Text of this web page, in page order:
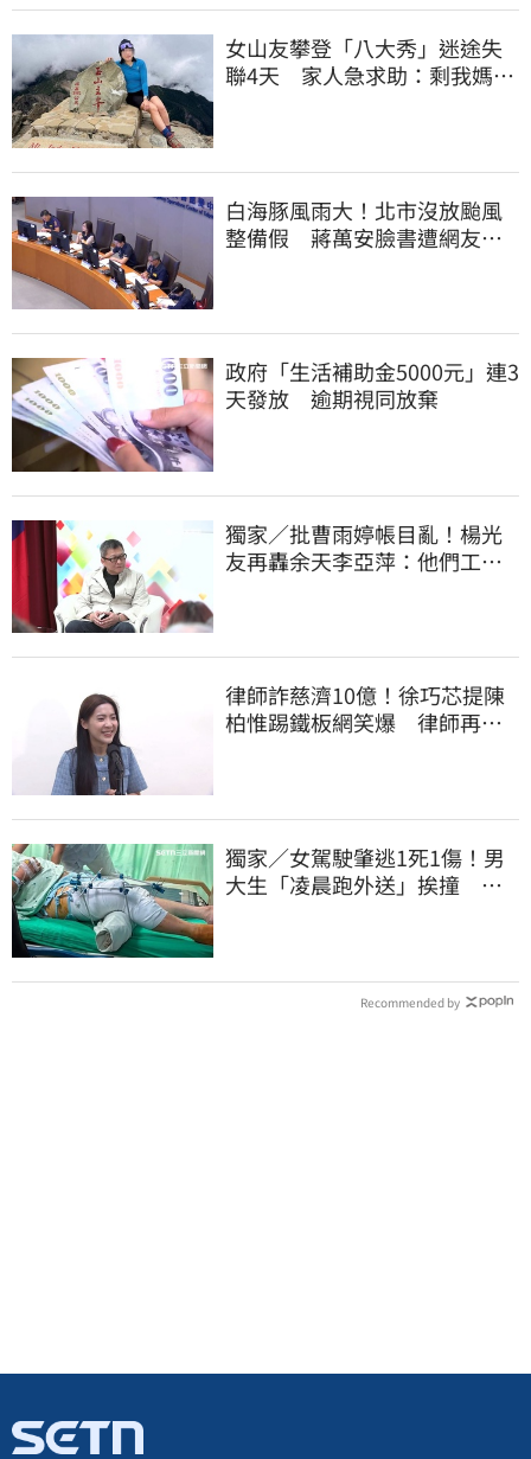
女山友攀登「八大秀」迷途失
聯4天 家人急求助：剩我媽還
白海豚風雨大！北市沒放颱風
整備假 蔣萬安臉書遭網友灌
政府「生活補助金5000元」連3
天發放 逾期視同放棄
獨家／批曹雨婷帳目亂！楊光
友再轟余天李亞萍：他們工會
律師詐慈濟10億！徐巧芯提陳
柏惟踢鐵板網笑爆 律師再曬1
獨家／女駕駛肇逃1死1傷！男
大生「凌晨跑外送」挨撞 媽
Recommended by